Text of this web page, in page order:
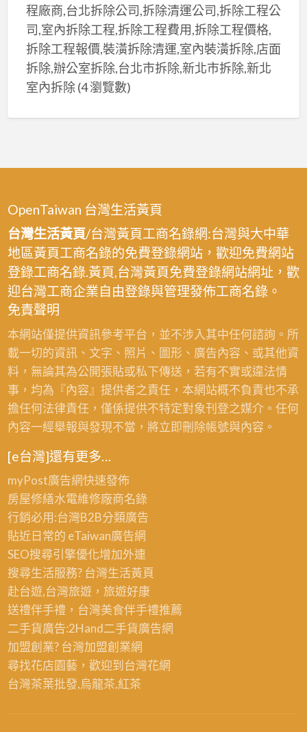
程廠商,台北拆除公司,拆除清運公司,拆除工程公
司,室內拆除工程,拆除工程費用,拆除工程價格,
拆除工程報價,裝潢拆除清運,室內裝潢拆除,店面
拆除,辦公室拆除,台北市拆除,新北市拆除,新北
室內拆除(4 瀏覽數)
OpenTaiwan 台灣生活黃頁
台灣生活黃頁/台灣黃頁工商名錄網:台灣與大中華
地區黃頁工商名錄的免費登錄網站，歡迎免費網站
登錄工商名錄.黃頁,台灣黃頁免費登錄網站網址，歡
迎台灣工商企業自由登錄與管理發佈工商名錄。
免責聲明
本網站僅提供資訊參考平台，並不涉入其中任何諮詢。所
載一切的資訊、文字、照片、圖形、廣告內容、或其他資
料，無論其為公開張貼或私下傳送，若有不實或違法情
事，均為『內容』提供者之責任，本網站概不負責也不承
擔任何法律責任，僅係提供不特定對象刊登之媒介。任何
內容一經舉報與發現不當，將立即刪除帳號與內容。
[e台灣]還有更多…
myPost廣告網快速發佈
房屋修繕水電維修廠商名錄
行銷必用:台灣B2B分類廣告
貼近日常的 eTaiwan廣告網
SEO搜尋引擎優化增加外連
搜尋生活服務? 台灣生活黃頁
赴台遊,台灣旅遊，旅遊好康
送禮伴手禮，台灣美食伴手禮推薦
二手貨廣告:2Hand二手貨廣告網
加盟創業? 台灣加盟創業網
尋找花店園藝，歡迎到 台灣花網
台灣茶葉批發,烏龍茶,紅茶